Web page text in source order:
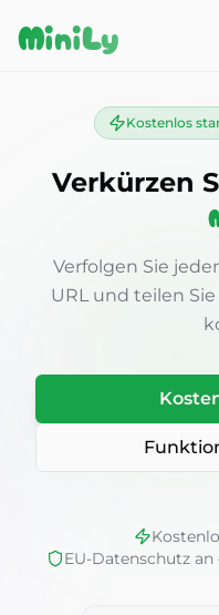
MiniLy
Kostenlos
Verkürzen
Verfolgen Sie
URL und teilen
EU-Datenschutz